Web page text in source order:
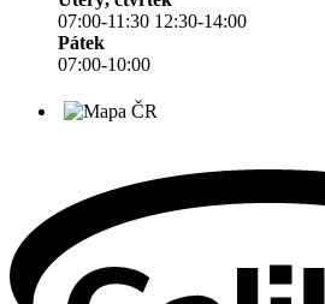
07:00-11:30 12:30-14:00
Pátek
07:00-10:00